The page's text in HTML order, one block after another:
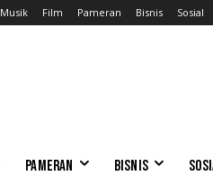
Musik Film Pameran Bisnis Sosial
PAMERAN BISNIS